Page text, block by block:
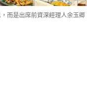
而是出席前資深經理人余玉卿